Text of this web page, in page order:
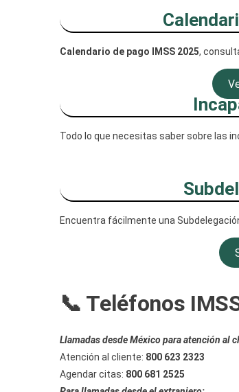
Calendario de pago IMSS 2025,
Todo lo que necesitas saber sobre las
Encuentra fácilmente una
📞 Teléfonos
Llamadas desde México para atención al
Atención al cliente: 800 623 2323
Agendar citas: 800 681 2525